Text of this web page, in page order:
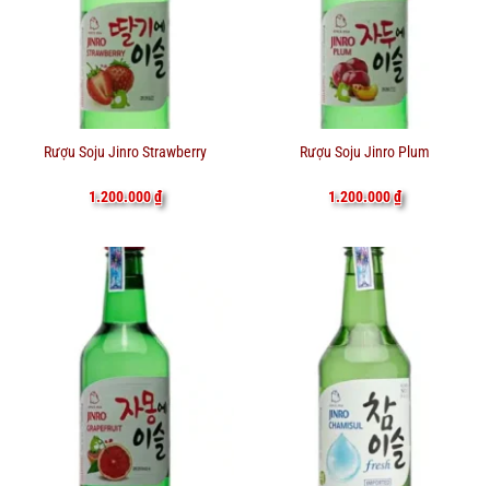
Rượu Soju Jinro Strawberry
1.200.000₫
Rượu Soju Jinro Plum
1.200.000₫